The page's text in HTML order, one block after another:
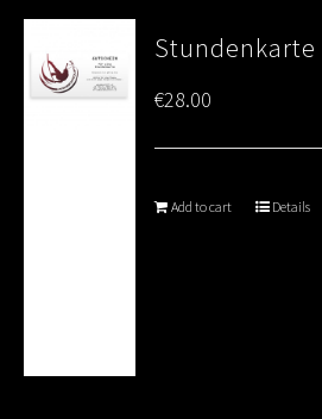
Stundenkarte
€28.00
Add to cart Details